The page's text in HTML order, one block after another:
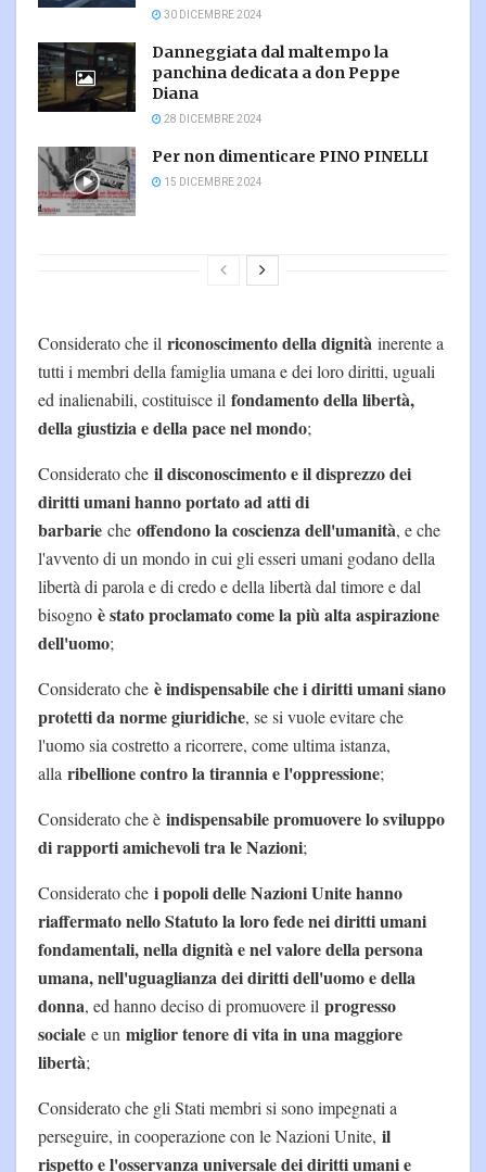
30 DICEMBRE 2024
Danneggiata dal maltempo la
panchina dedicata a don Peppe
Diana
28 DICEMBRE 2024
Per non dimenticare PINO PINELLI
15 DICEMBRE 2024
Considerato che il riconoscimento della dignità inerente a
tutti i membri della famiglia umana e dei loro diritti, uguali
ed inalienabili, costituisce il fondamento della libertà,
della giustizia e della pace nel mondo;
Considerato che il disconoscimento e il disprezzo dei
diritti umani hanno portato ad atti di
barbarie che offendono la coscienza dell'umanità, e che
l'avvento di un mondo in cui gli esseri umani godano della
libertà di parola e di credo e della libertà dal timore e dal
bisogno è stato proclamato come la più alta aspirazione
dell'uomo;
Considerato che è indispensabile che i diritti umani siano
protetti da norme giuridiche, se si vuole evitare che
l'uomo sia costretto a ricorrere, come ultima istanza,
alla ribellione contro la tirannia e l'oppressione;
Considerato che è indispensabile promuovere lo sviluppo
di rapporti amichevoli tra le Nazioni;
Considerato che i popoli delle Nazioni Unite hanno
riaffermato nello Statuto la loro fede nei diritti umani
fondamentali, nella dignità e nel valore della persona
umana, nell'uguaglianza dei diritti dell'uomo e della
donna, ed hanno deciso di promuovere il progresso
sociale e un miglior tenore di vita in una maggiore
libertà;
Considerato che gli Stati membri si sono impegnati a
perseguire, in cooperazione con le Nazioni Unite, il
rispetto e l'osservanza universale dei diritti umani e